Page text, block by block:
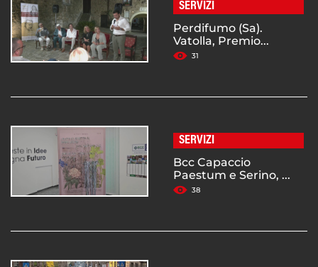
SERVIZI
Perdifumo (Sa).
Vatolla, Premio...
31
SERVIZI
Bcc Capaccio
Paestum e Serino, ...
38